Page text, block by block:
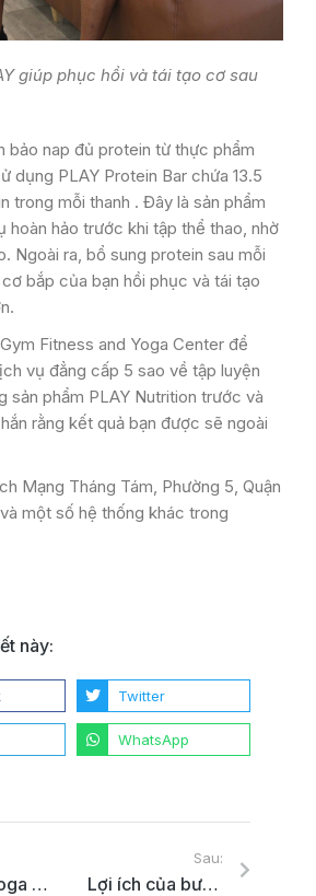
giúp phục hồi và tái tạo cơ sau
bảo nap đủ protein từ thực phẩm
dụng PLAY Protein Bar chứa 13.5
trong mỗi thanh . Đây là sản phẩm
hoàn hảo trước khi tập thể thao, nhờ
Ngoài ra, bổ sung protein sau mỗi
bắp của bạn hồi phục và tái tạo
Fitness and Yoga Center để
vụ đẳng cấp 5 sao về tập luyện
sản phẩm PLAY Nutrition trước và
rằng kết quả bạn được sẽ ngoài
Mạng Tháng Tám, Phường 5, Quận
một số hệ thống khác trong
này:
Twitter
WhatsApp
7 tư thế Yoga cơ bản cho dân văn phòng
Sau:
Lợi ích của bưởi cho quá trình giảm cân nhanh chóng